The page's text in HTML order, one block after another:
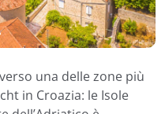
una delle zone più
in Croazia: le Isole